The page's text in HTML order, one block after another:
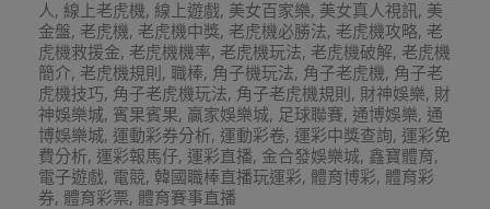
人, 線上老虎機, 線上遊戲, 美女百家樂, 美女真人視訊, 美
金盤, 老虎機, 老虎機中獎, 老虎機必勝法, 老虎機攻略, 老
虎機救援金, 老虎機機率, 老虎機玩法, 老虎機破解, 老虎機
簡介, 老虎機規則, 職棒, 角子機玩法, 角子老虎機, 角子老
虎機技巧, 角子老虎機玩法, 角子老虎機規則, 財神娛樂, 財
神娛樂城, 賓果賓果, 贏家娛樂城, 足球聯賽, 通博娛樂, 通
博娛樂城, 運動彩券分析, 運動彩卷, 運彩中獎查詢, 運彩免
費分析, 運彩報馬仔, 運彩直播, 金合發娛樂城, 鑫寶體育,
電子遊戲, 電競, 韓國職棒直播玩運彩, 體育博彩, 體育彩
券, 體育彩票, 體育賽事直播